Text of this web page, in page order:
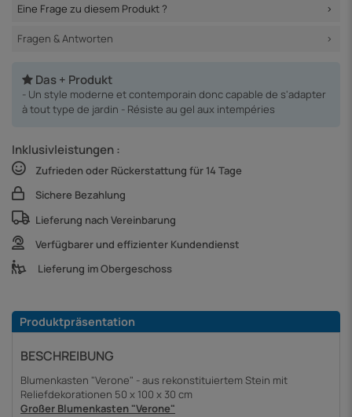
Eine Frage zu diesem Produkt ?
Fragen & Antworten
Das + Produkt
- Un style moderne et contemporain donc capable de s'adapter
à tout type de jardin - Résiste au gel aux intempéries
Inklusivleistungen :
Zufrieden oder Rückerstattung für 14 Tage
Sichere Bezahlung
Lieferung nach Vereinbarung
Verfügbarer und effizienter Kundendienst
Lieferung im Obergeschoss
Produktpräsentation
BESCHREIBUNG
Blumenkasten "Verone" - aus rekonstituiertem Stein mit
Reliefdekorationen 50 x 100 x 30 cm
Großer Blumenkasten "Verone"